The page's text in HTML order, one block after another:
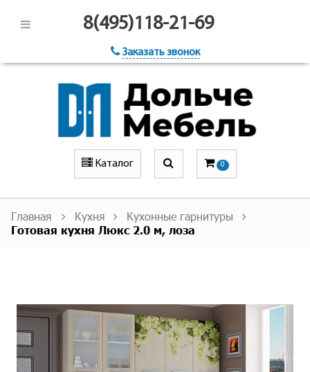
8(495)118-21-69
Заказать звонок
Каталог 0
Главная Кухня
Кухонные гарнитуры
Готовая кухня Люкс 2.0 м, лоза